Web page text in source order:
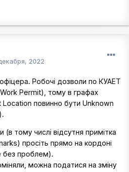
2022
Робочі дозволи по КУАЕТ
Work Permit), тому в графах
повинно бути Unknown
(в тому числі відсутня примітка
просіть прямо на кордоні
без проблем).
можна податися на зміну